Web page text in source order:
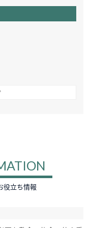
役立ち情報